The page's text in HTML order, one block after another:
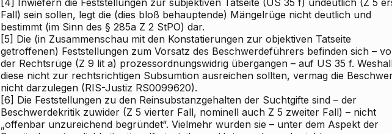
[4] Inwiefern die Feststellungen zur subjektiven Tatseite (US 35 f) undeutlich (Z 5
Fall) sein sollen, legt die (dies bloß behauptende) Mängelrüge nicht deutlich und
bestimmt (im Sinn des § 285a Z 2 StPO) dar.
[5] Die (in Zusammenschau mit den Konstatierungen zur objektiven Tatseite
getroffenen) Feststellungen zum Vorsatz des Beschwerdeführers befinden sich –
der Rechtsrüge (Z 9 lit a) prozessordnungswidrig übergangen – auf US 35 f.
diese nicht zur rechtsrichtigen Subsumtion ausreichen sollten, vermag die
nicht darzulegen (RIS-Justiz RS0099620).
[6] Die Feststellungen zu den Reinsubstanzgehalten der Suchtgifte sind – der
Beschwerdekritik zuwider (Z 5 vierter Fall, nominell auch Z 5 zweiter Fall) – nicht
„offenbar unzureichend begründet“. Vielmehr wurden sie – unter dem Aspekt der